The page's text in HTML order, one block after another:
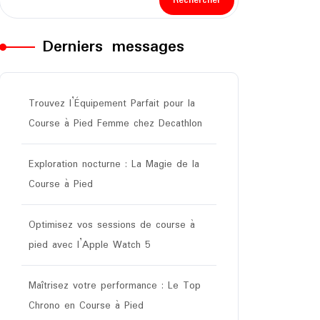
Derniers messages
Trouvez l’Équipement Parfait pour la
Course à Pied Femme chez Decathlon
Exploration nocturne : La Magie de la
Course à Pied
Optimisez vos sessions de course à
pied avec l’Apple Watch 5
Maîtrisez votre performance : Le Top
Chrono en Course à Pied